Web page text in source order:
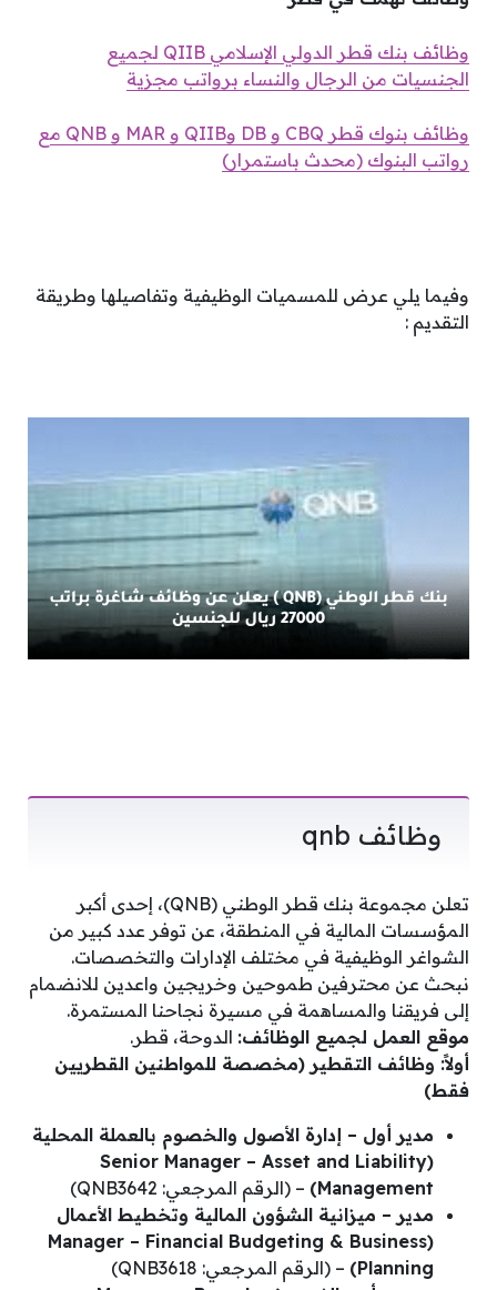
وظائف بنك قطر الدولي الإسلامي QIIB لجميع
الجنسيات من الرجال والنساء برواتب مجزية
وظائف بنوك قطر CBQ و DB وQIIB و MAR و QNB مع
رواتب البنوك (محدث باستمرار)
وفيما يلي عرض للمسميات الوظيفية وتفاصيلها وطريقة
التقديم :
وظائف qnb
تعلن مجموعة بنك قطر الوطني (QNB)، إحدى أكبر
المؤسسات المالية في المنطقة، عن توفر عدد كبير من
الشواغر الوظيفية في مختلف الإدارات والتخصصات.
نبحث عن محترفين طموحين وخريجين واعدين للانضمام
إلى فريقنا والمساهمة في مسيرة نجاحنا المستمرة.
موقع العمل لجميع الوظائف: الدوحة، قطر.
أولاً: وظائف التقطير (مخصصة للمواطنين القطريين
فقط)
مدير أول – إدارة الأصول والخصوم بالعملة المحلية
(Senior Manager – Asset and Liability
Management)
– (الرقم المرجعي: QNB3642)
مدير – ميزانية الشؤون المالية وتخطيط الأعمال
(Manager – Financial Budgeting & Business
Planning)
– (الرقم المرجعي: QNB3618)